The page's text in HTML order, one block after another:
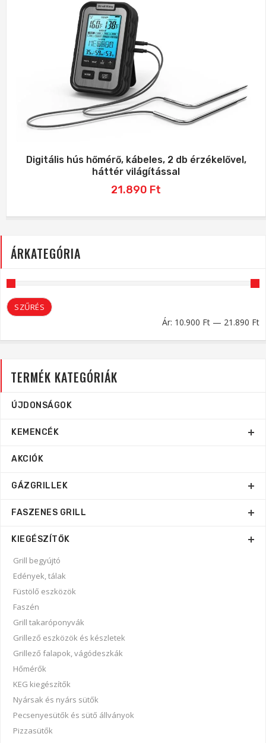
Digitális hús hőmérő, kábeles, 2 db érzékelővel,
háttér világítással
21.890 Ft
ÁRKATEGÓRIA
SZŰRÉS
Ár: 10.900 Ft — 21.890 Ft
TERMÉK KATEGÓRIÁK
ÚJDONSÁGOK
KEMENCÉK
AKCIÓK
GÁZGRILLEK
FASZENES GRILL
KIEGÉSZÍTŐK
Grill begyújtó
Edények, tálak
Füstölő eszközök
Faszén
Grill takaróponyvák
Grillező eszközök és készletek
Grillező falapok, vágódeszkák
Hőmérők
KEG kiegészítők
Nyársak és nyárs sütők
Pecsenyesütők és sütő állványok
Pizzasütők